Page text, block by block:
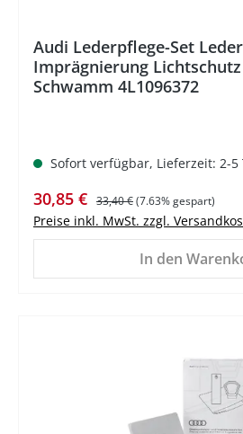
Audi Lederpflege-Set
Imprägnierung
Schwamm 4L1096372
Sofort verfügbar, Lieferzeit: 2-5
Verkaufspreis:
30,85 € Regulärer Preis:
33,40 €(7.63% gespart)
Preise inkl. MwSt. zzgl.
In den